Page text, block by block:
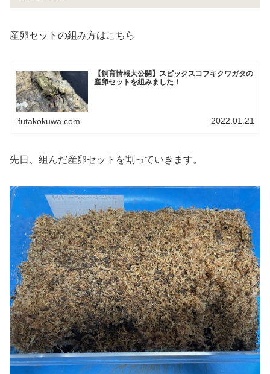
産卵セットの組み方はこちら
【飼育情報大公開】スピックスコフキクワガタの
産卵セットを組みました！
futakokuwa.com 2022.01.21
先日、組んだ産卵セットを割っていきます。